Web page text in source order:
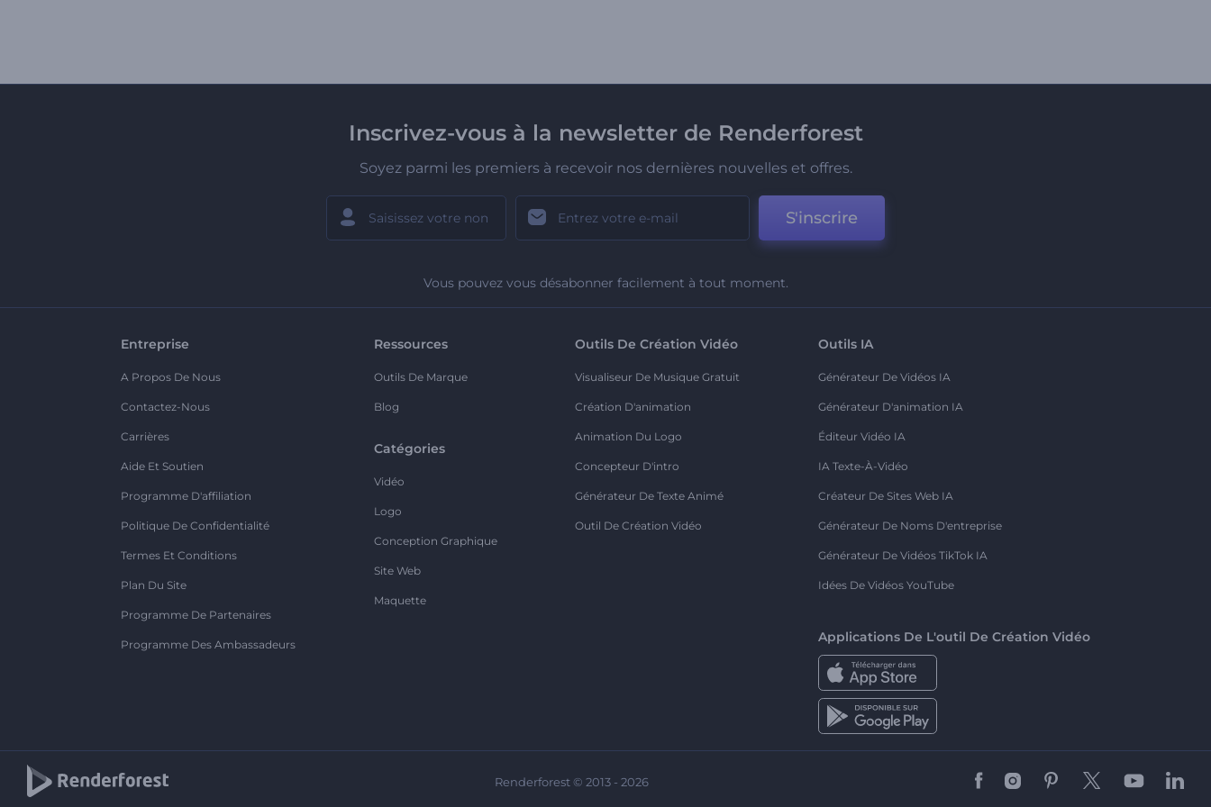
Inscrivez-vous à la newsletter de Renderforest
Soyez parmi les premiers à recevoir nos dernières nouvelles et offres.
S'inscrire
Vous pouvez vous désabonner facilement à tout moment.
Entreprise
A Propos De Nous
Contactez-Nous
Carrières
Aide Et Soutien
Programme D'affiliation
Politique De Confidentialité
Termes Et Conditions
Plan Du Site
Programme De Partenaires
Programme Des Ambassadeurs
Ressources
Outils De Marque
Blog
Catégories
Vidéo
Logo
Conception Graphique
Site Web
Maquette
Outils De Création Vidéo
Visualiseur De Musique Gratuit
Création D'animation
Animation Du Logo
Concepteur D'intro
Générateur De Texte Animé
Outil De Création Vidéo
Outils IA
Générateur De Vidéos IA
Générateur D'animation IA
Éditeur Vidéo IA
IA Texte-À-Vidéo
Créateur De Sites Web IA
Générateur De Noms D'entreprise
Générateur De Vidéos TikTok IA
Idées De Vidéos YouTube
Applications De L'outil De Création Vidéo
Renderforest © 2013 - 2026